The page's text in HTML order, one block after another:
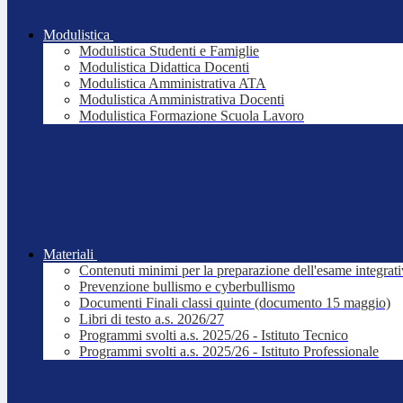
Modulistica
Modulistica Studenti e Famiglie
Modulistica Didattica Docenti
Modulistica Amministrativa ATA
Modulistica Amministrativa Docenti
Modulistica Formazione Scuola Lavoro
Materiali
Contenuti minimi per la preparazione dell'esame
Prevenzione bullismo e cyberbullismo
Documenti Finali classi quinte (documento 15 maggio)
Libri di testo a.s. 2026/27
Programmi svolti a.s. 2025/26 - Istituto Tecnico
Programmi svolti a.s. 2025/26 - Istituto Professionale